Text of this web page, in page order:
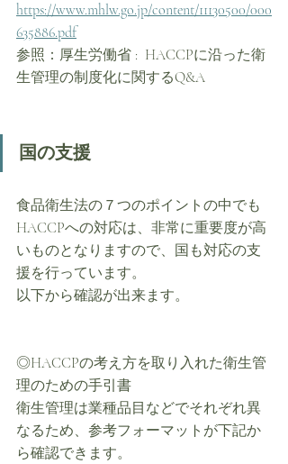
https://www.mhlw.go.jp/content/11130500/000
635886.pdf
参照：厚生労働省 :  HACCPに沿った衛
生管理の制度化に関するQ&A
国の支援
食品衛生法の７つのポイントの中でも
HACCPへの対応は、非常に重要度が高
いものとなりますので、国も対応の支
援を行っています。
以下から確認が出来ます。
◎HACCPの考え方を取り入れた衛生管
理のための手引書
衛生管理は業種品目などでそれぞれ異
なるため、参考フォーマットが下記か
ら確認できます。